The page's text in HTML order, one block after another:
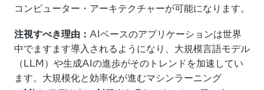
コンピューター・アーキテクチャーが可能になります。
注視すべき理由： AIベースのアプリケーションは世界
中でますます導入されるようになり、大規模言語モデル
（LLM）や生成AIの進歩がそのトレンドを加速してい
ます。大規模化と効率化が進むマシンラーニング